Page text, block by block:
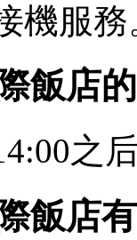
機服務
飯店
之
飯店